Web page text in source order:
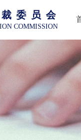
委 员 会
COMMISSION